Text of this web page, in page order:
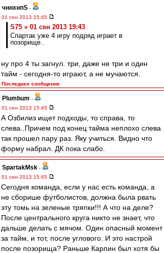
чннхнпS -
01 сен 2013 15:45
S75 » 01 сен 2013 19:43
Спартак уже 4 игру подряд играет в
позорище..
ну про 4 ты загнул. три, даже не три и один
тайм - сегодня-то играют, а не мучаются.
Последнее сообщение
Plumbum -
01 сен 2013 15:45
А Озбилиз ищет подходы, то справа, то
слева..Причем под конец тайма неплохо слева
так прошел пару раз. Яку учиться. Видно что
форму набрал. ДК пока слабо.
SpartakMsk -
01 сен 2013 15:45
Сегодня команда, если у нас есть команда, а
не сборише футболистов, должна была рвать
эту томь на зеленые тряпки!!! А что на деле?
После центрального круга никто не знает, что
дальше делать с мячом. Один опасный момент
за тайм, и тот, после углового. И это настрой
после позорища? Раньше Карпин был хотя бы